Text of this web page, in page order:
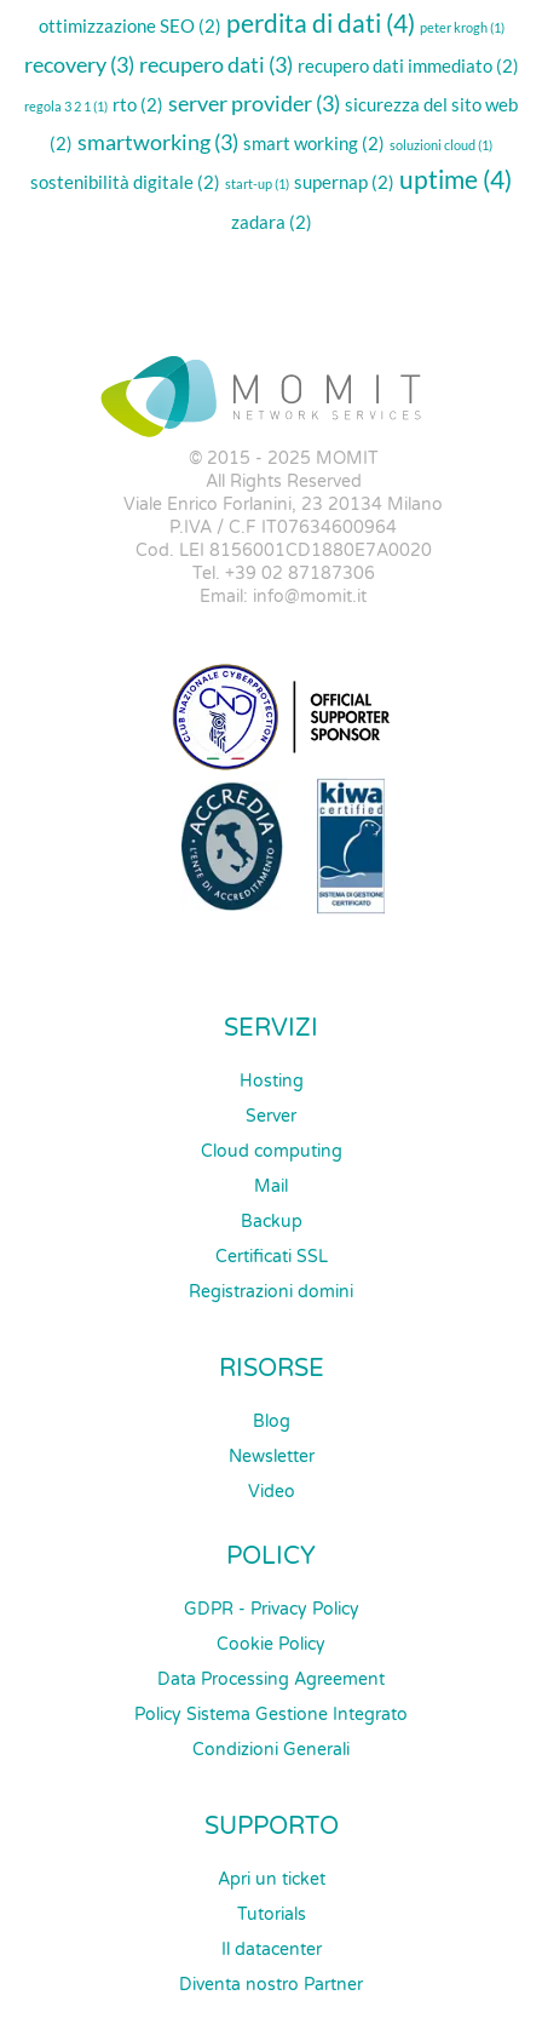
ottimizzazione SEO(2) perdita di dati (4) peter krogh(1)
recovery(3) recupero dati (3) recupero dati immediato(2)
regola 3 2 1 (1) rto (2) server provider(3) sicurezza del sito web
(2) smartworking(3) smart working (2) soluzioni cloud(1)
sostenibilità digitale (2) start-up(1) supernap (2) uptime (4)
zadara (2)
© 2015 - 2025 MOMIT
All Rights Reserved
Viale Enrico Forlanini, 23 20134 Milano
P.IVA / C.F IT07634600964
Cod. LEI 8156001CD1880E7A0020
Tel. +39 02 87187306
Email: info@momit.it
SERVIZI
Hosting
Server
Cloud computing
Mail
Backup
Certificati SSL
Registrazioni domini
RISORSE
Blog
Newsletter
Video
POLICY
GDPR - Privacy Policy
Cookie Policy
Data Processing Agreement
Policy Sistema Gestione Integrato
Condizioni Generali
SUPPORTO
Apri un ticket
Tutorials
Il datacenter
Diventa nostro Partner